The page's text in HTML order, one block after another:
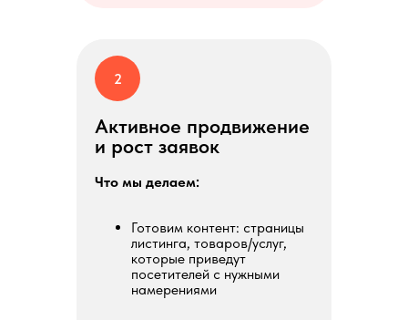
2
Активное продвижение
и рост заявок
Что мы делаем:
Готовим контент: страницы
листинга, товаров/услуг,
которые приведут
посетителей с нужными
намерениями